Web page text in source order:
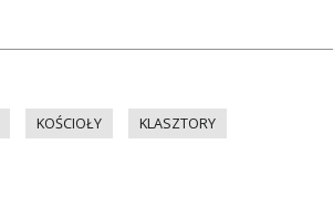
KOŚCIOŁY KLASZTORY